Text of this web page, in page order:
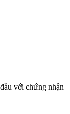
với chứng nhận